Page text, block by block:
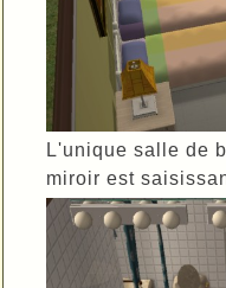
L'unique salle de
miroir est